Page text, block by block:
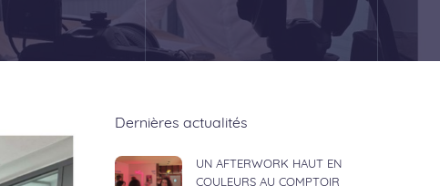
Dernières actualités
UN AFTERWORK HAUT EN
COULEURS AU COMPTOIR